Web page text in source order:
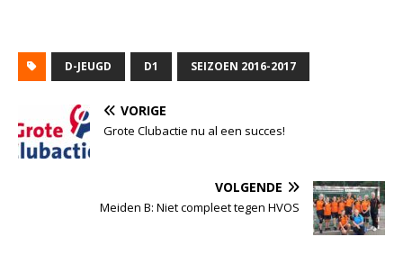
D-JEUGD D1 SEIZOEN 2016-2017
VORIGE
Grote Clubactie nu al een succes!
VOLGENDE
Meiden B: Niet compleet tegen HVOS